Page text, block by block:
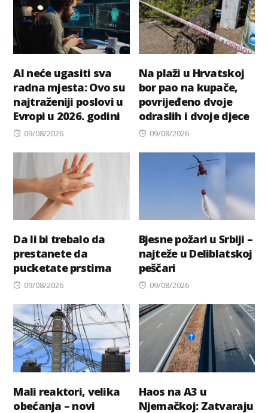
AI neće ugasiti sva
radna mjesta: Ovo su
najtraženiji poslovi u
Evropi u 2026. godini
Posted
09/08/2026
Na plaži u Hrvatskoj
bor pao na kupače,
povrijeđeno dvoje
odraslih i dvoje djece
Posted
09/08/2026
Da li bi trebalo da
prestanete da
pucketate prstima
Posted
09/08/2026
Bjesne požari u Srbiji –
najteže u Deliblatskoj
peščari
Posted
09/08/2026
Mali reaktori, velika
obećanja – novi
Haos na A3 u
Njemačkoj: Zatvaraju